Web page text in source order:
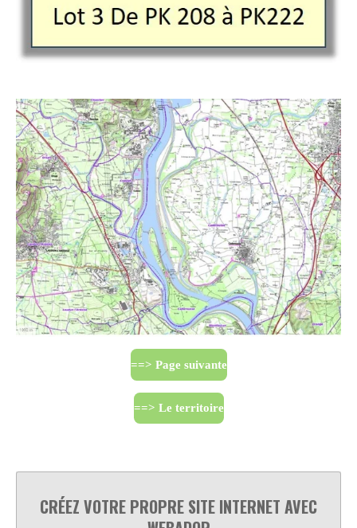
==> Page suivante
==> Le territoire
CRÉEZ VOTRE PROPRE SITE INTERNET AVEC